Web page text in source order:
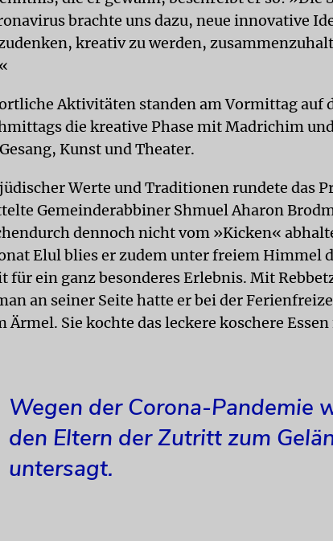
brachte uns dazu, neue innovative
kreativ zu werden,
Aktivitäten standen am Vormittag auf
die kreative Phase mit Madrichim
Kunst und Theater.
Werte und Traditionen rundete das
Gemeinderabbiner Shmu­el Aharon
dennoch nicht vom »Kicken«
Elul blies er zudem unter freiem Himmel
für ein ganz besonderes Erlebnis. Mit
an seiner Seite hatte er bei der
Sie kochte das leckere koschere
Wegen der Corona-Pandemie
den Eltern der Zutritt zum
untersagt.